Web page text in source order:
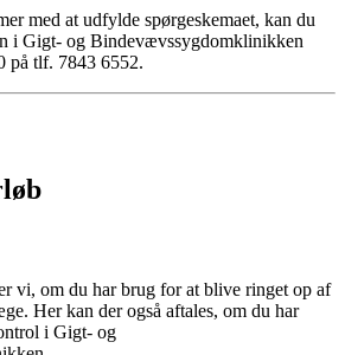
med at udfylde spørgeskemaet, kan du
i Gigt- og Bindevævssygdomklinikken
på tlf. 7843 6552.
vi, om du har brug for at blive ringet op af
Her kan der også aftales, om du har
i Gigt- og